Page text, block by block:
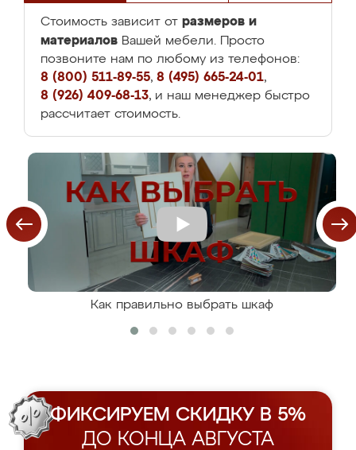
Стоимость зависит от размеров и
материалов Вашей мебели. Просто
позвоните нам по любому из телефонов:
8 (800) 511-89-55, 8 (495) 665-24-01,
8 (926) 409-68-13, и наш менеджер быстро
рассчитает стоимость.
Как правильно выбрать шкаф
ФИКСИРУЕМ СКИДКУ В 5%
ДО КОНЦА АВГУСТА